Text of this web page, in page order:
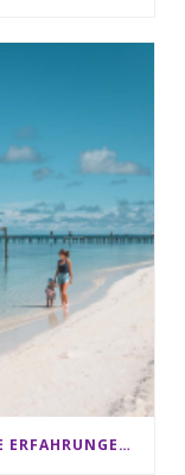
CLUB MED KANI MALEDIVEN: UNSERE ERFAHRUNGEN IM ALL-INCLUSIVE PARADIES